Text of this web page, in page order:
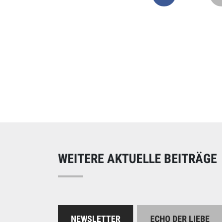
WEITERE AKTUELLE BEITRÄGE
NEWSLETTER ECHO DER LIEBE